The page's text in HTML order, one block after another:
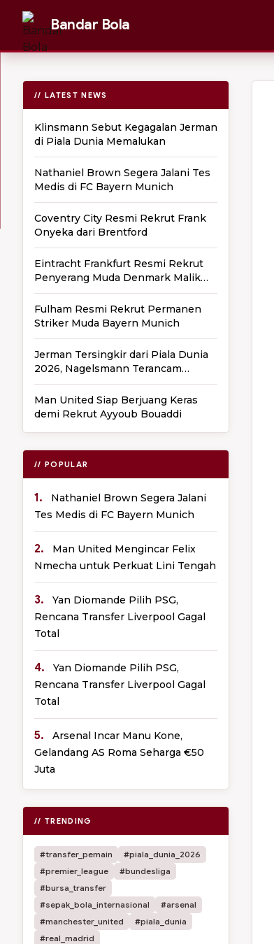
Bandar Bola
// LATEST NEWS
Klinsmann Sebut Kegagalan Jerman
di Piala Dunia Memalukan
Nathaniel Brown Segera Jalani Tes
Medis di FC Bayern Munich
Coventry City Resmi Rekrut Frank
Onyeka dari Brentford
Eintracht Frankfurt Resmi Rekrut
Penyerang Muda Denmark Malik
Pimpong
Fulham Resmi Rekrut Permanen
Striker Muda Bayern Munich
Jerman Tersingkir dari Piala Dunia
2026, Nagelsmann Terancam
Dipecat
Man United Siap Berjuang Keras
demi Rekrut Ayyoub Bouaddi
// POPULAR
1.
Nathaniel Brown Segera Jalani
Tes Medis di FC Bayern Munich
2.
Man United Mengincar Felix
Nmecha untuk Perkuat Lini Tengah
3.
Yan Diomande Pilih PSG,
Rencana Transfer Liverpool Gagal
Total
4.
Yan Diomande Pilih PSG,
Rencana Transfer Liverpool Gagal
Total
5.
Arsenal Incar Manu Kone,
Gelandang AS Roma Seharga €50
Juta
// TRENDING
#transfer_pemain
#piala_dunia_2026
#premier_league
#bundesliga
#bursa_transfer
#sepak_bola_internasional
#arsenal
#manchester_united
#piala_dunia
#real_madrid